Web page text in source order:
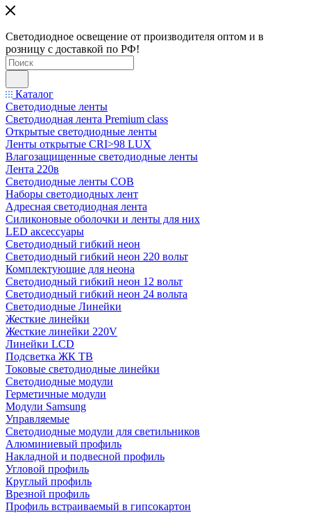
Светодиодное освещение от производителя оптом и в
розницу с доставкой по РФ!
Каталог
Светодиодные ленты
Светодиодная лента Premium class
Открытые светодиодные ленты
Ленты открытые CRI>98 LUX
Влагозащищенные светодиодные ленты
Лента 220в
Светодиодные ленты COB
Наборы светодиодных лент
Адресная светодиодная лента
Силиконовые оболочки и ленты для них
LED аксессуары
Светодиодный гибкий неон
Светодиодный гибкий неон 220 вольт
Комплектующие для неона
Светодиодный гибкий неон 12 вольт
Светодиодный гибкий неон 24 вольта
Светодиодные Линейки
Жесткие линейки
Жесткие линейки 220V
Линейки LCD
Подсветка ЖК ТВ
Токовые светодиодные линейки
Светодиодные модули
Герметичные модули
Модули Samsung
Управляемые
Светодиодные модули для светильников
Алюминиевый профиль
Накладной и подвесной профиль
Угловой профиль
Круглый профиль
Врезной профиль
Профиль встраиваемый в гипсокартон